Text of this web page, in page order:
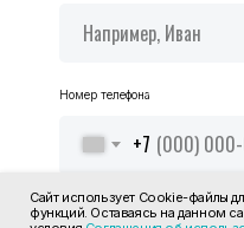
Номер телефона
+7
Сайт использует Cookie-файлы
функций. Оставаясь на данном